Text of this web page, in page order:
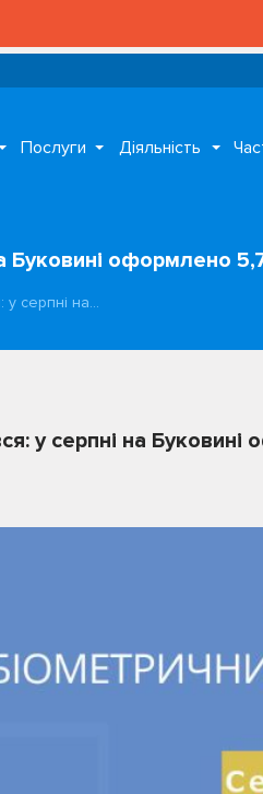
Послуги Діяльність
Буковині оформлено
у серпні на…
у серпні на